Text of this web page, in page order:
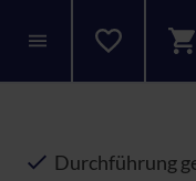
Durchführung